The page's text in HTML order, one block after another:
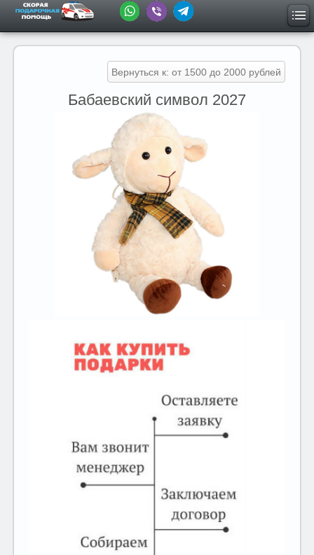
Вернуться к: от 1500 до 2000 рублей
Бабаевский символ 2027